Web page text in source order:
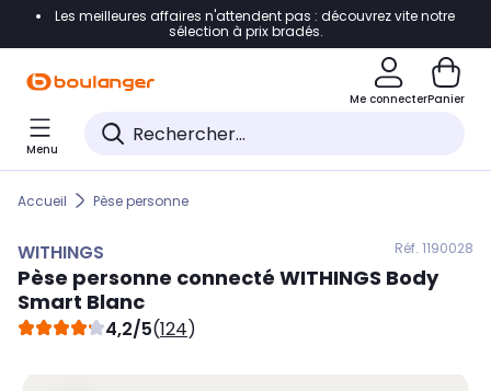
Accéder directement à la navigation
Accéder directement au pied de page
Accéder directement au chatbot
Les meilleures affaires n'attendent pas : découvrez vite notre
sélection à prix bradés.
Me connecterPanier
Menu
Accueil Pèse personne
WITHINGS Réf. 1190028
Pèse personne connecté WITHINGS Body
Smart Blanc
4,2/5(124)